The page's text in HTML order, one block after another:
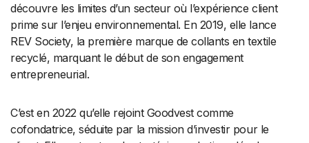
découvre les limites d’un secteur où l’expérience client
prime sur l’enjeu environnemental. En 2019, elle lance
REV Society, la première marque de collants en textile
recyclé, marquant le début de son engagement
entrepreneurial.
C’est en 2022 qu’elle rejoint Goodvest comme
cofondatrice, séduite par la mission d’investir pour le